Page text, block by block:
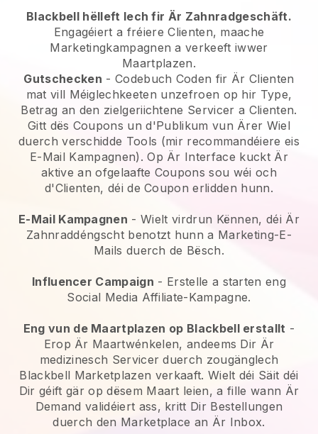
Blackbell hëlleft Iech fir Är Zahnradgeschäft.
Engagéiert a fréiere Clienten, maache
Marketingkampagnen a verkeeft iwwer
Maartplazen.
Gutschecken - Codebuch Coden fir Är Clienten
mat vill Méiglechkeeten unzefroen op hir Type,
Betrag an den zielgeriichtene Servicer a Clienten.
Gitt dës Coupons un d'Publikum vun Ärer Wiel
duerch verschidde Tools (mir recommandéiere eis
E-Mail Kampagnen). Op Är Interface kuckt Är
aktive an ofgelaafte Coupons sou wéi och
d'Clienten, déi de Coupon erlidden hunn.
E-Mail Kampagnen - Wielt virdrun Kënnen, déi Är
Zahnraddéngscht benotzt hunn a Marketing-E-
Mails duerch de Bësch.
Influencer Campaign - Erstelle a starten eng
Social Media Affiliate-Kampagne.
Eng vun de Maartplazen op Blackbell erstallt -
Erop Är Maartwénkelen, andeems Dir Är
medizinesch Servicer duerch zougänglech
Blackbell Marketplazen verkaaft. Wielt déi Säit déi
Dir géift gär op dësem Maart leien, a fille wann Är
Demand validéiert ass, kritt Dir Bestellungen
duerch den Marketplace an Är Inbox.